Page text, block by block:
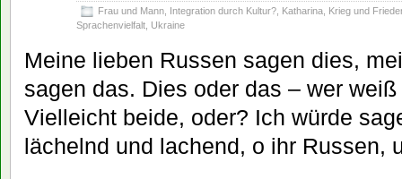
Frau und Mann Integration durch Kultur? Katharina Krieg und
Sprachenvielfalt Ukraine
Meine lieben Russen sagen dies,
sagen das. Dies oder das – wer
Vielleicht beide, oder? Ich würde
lächelnd und lachend, o ihr Russen,